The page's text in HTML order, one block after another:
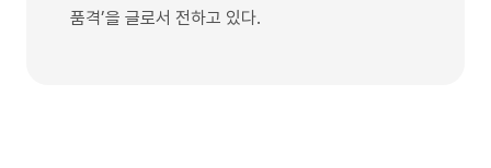
품격’을 글로서 전하고 있다.